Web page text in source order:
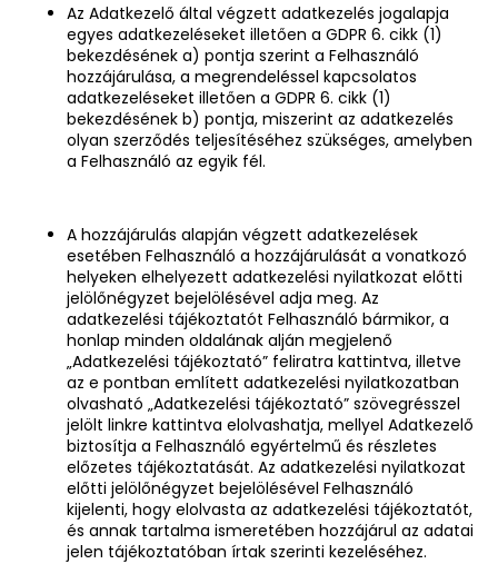
Az Adatkezelő által végzett adatkezelés jogalapja
egyes adatkezeléseket illetően a GDPR 6. cikk (1)
bekezdésének a) pontja szerint a Felhasználó
hozzájárulása, a megrendeléssel kapcsolatos
adatkezeléseket illetően a GDPR 6. cikk (1)
bekezdésének b) pontja, miszerint az adatkezelés
olyan szerződés teljesítéséhez szükséges, amelyben
a Felhasználó az egyik fél.
A hozzájárulás alapján végzett adatkezelések
esetében Felhasználó a hozzájárulását a vonatkozó
helyeken elhelyezett adatkezelési nyilatkozat előtti
jelölőnégyzet bejelölésével adja meg. Az
adatkezelési tájékoztatót Felhasználó bármikor, a
honlap minden oldalának alján megjelenő
„Adatkezelési tájékoztató” feliratra kattintva, illetve
az e pontban említett adatkezelési nyilatkozatban
olvasható „Adatkezelési tájékoztató” szövegrésszel
jelölt linkre kattintva elolvashatja, mellyel Adatkezelő
biztosítja a Felhasználó egyértelmű és részletes
előzetes tájékoztatását. Az adatkezelési nyilatkozat
előtti jelölőnégyzet bejelölésével Felhasználó
kijelenti, hogy elolvasta az adatkezelési tájékoztatót,
és annak tartalma ismeretében hozzájárul az adatai
jelen tájékoztatóban írtak szerinti kezeléséhez.